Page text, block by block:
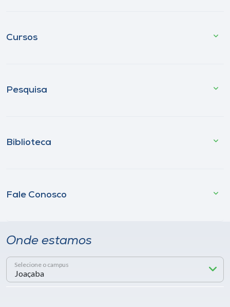
Cursos
Pesquisa
Biblioteca
Fale Conosco
Onde estamos
Selecione o campus